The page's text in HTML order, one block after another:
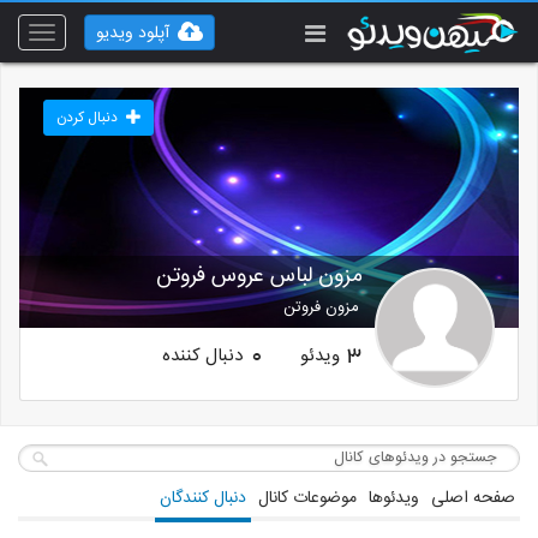
Toggle
آپلود ویدیو
مزون لباس عروس فروتن
مزون فروتن
دنبال کردن
3 ویدئو 0 دنبال کننده
صفحه اصلی ویدئوها موضوعات کانال دنبال کنندگان